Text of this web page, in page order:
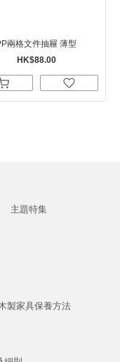
兩格文件抽屜 薄型
HK$88.00
主題特集
製家具保養方法